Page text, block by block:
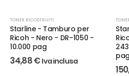
TONER RICOSTRUITI
Starline - Tamburo per
Ricoh - Nero - DR-1050 -
10.000 pag
34,88€ Iva inclusa
pag